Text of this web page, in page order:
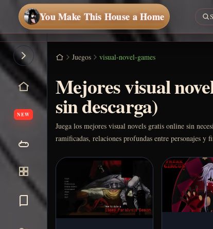
You Make This House a Home
NEW
Juegos visual-novel-games
Mejores visual
sin descarga)
Juega los mejores visual novels gratis online sin
ramificadas, relaciones profundas entre personajes